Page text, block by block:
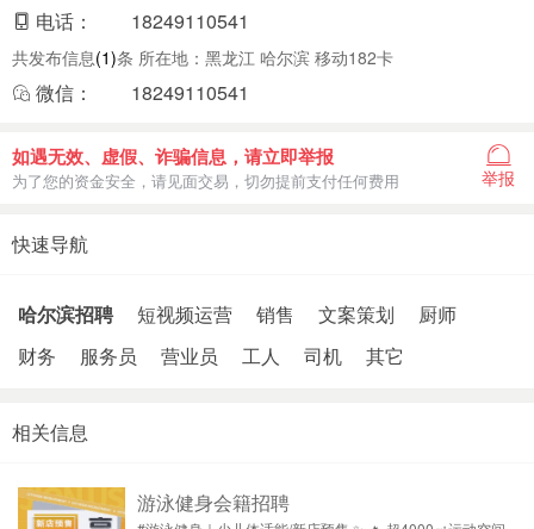
电话：
18249110541
共发布信息(1)条 所在地：黑龙江 哈尔滨 移动182卡
微信： 18249110541
如遇无效、虚假、诈骗信息，请立即举报
为了您的资金安全，请见面交易，切勿提前支付任何费用 举报
快速导航
哈尔滨招聘 短视频运营 销售 文案策划
厨师
财务
服务员 营业员 工人 司机 其它
相关信息
游泳健身会籍招聘